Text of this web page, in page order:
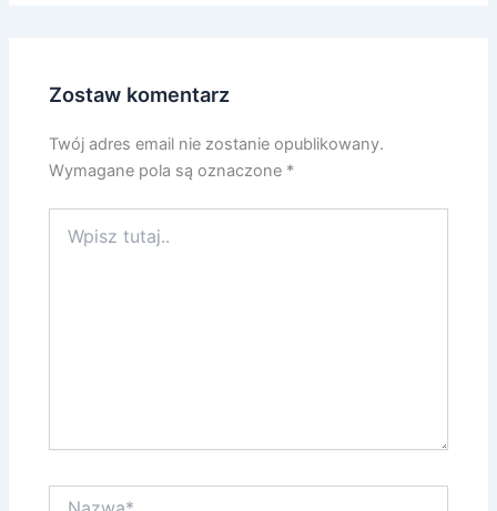
Zostaw komentarz
Twój adres email nie zostanie opublikowany.
Wymagane pola są oznaczone *
tutaj..